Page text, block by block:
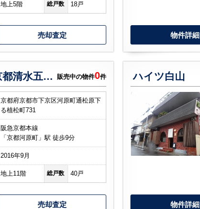
地上5階 総戸数 18戸
売却査定 物件詳細
アーバントラベライフ京都清水五条別邸 販売中の物件0件
京都府京都市下京区河原町通松原下
る植松町731
阪急京都本線
「京都河原町」駅 徒歩9分
2016年9月
地上11階 総戸数 40戸
売却査定
ハイツ白山
物件詳細